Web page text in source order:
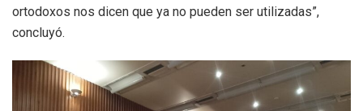
ortodoxos nos dicen que ya no pueden ser utilizadas”,
concluyó.